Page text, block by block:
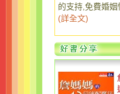
的支持,免費婚姻
(詳全文)